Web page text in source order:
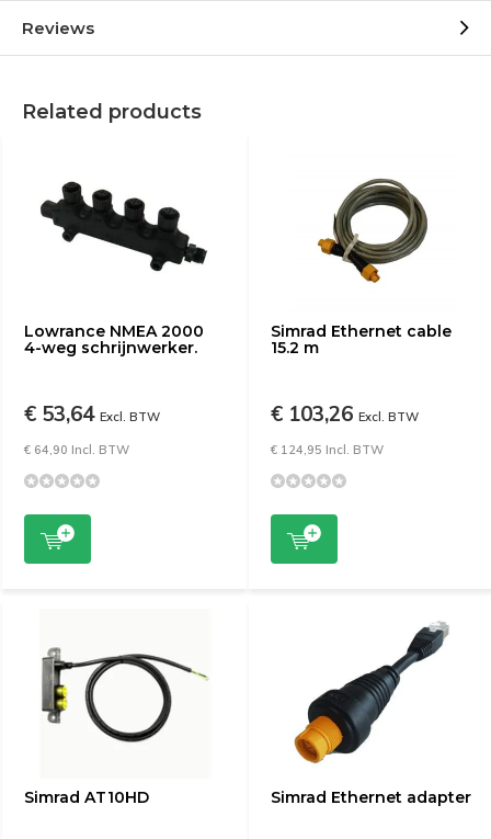
Reviews
Related products
Lowrance NMEA 2000
4-weg schrijnwerker.
€ 53,64 Excl. BTW
€ 64,90 Incl. BTW
Simrad Ethernet cable
15.2 m
€ 103,26 Excl. BTW
€ 124,95 Incl. BTW
Simrad AT10HD Simrad Ethernet adapter